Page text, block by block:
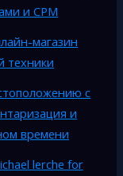
и CPM
магазин
техники
с
и
времени
lerche for